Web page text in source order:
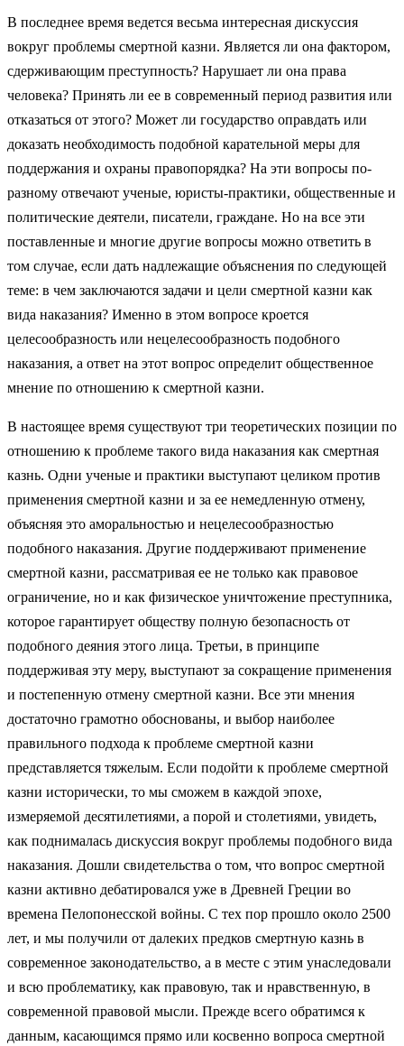
В последнее время ведется весьма интересная дискуссия
вокруг проблемы смертной казни. Является ли она фактором,
сдерживающим преступность? Нарушает ли она права
человека? Принять ли ее в современный период развития или
отказаться от этого? Может ли государство оправдать или
доказать необходимость подобной карательной меры для
поддержания и охраны правопорядка? На эти вопросы по-
разному отвечают ученые, юристы-практики, общественные и
политические деятели, писатели, граждане. Но на все эти
поставленные и многие другие вопросы можно ответить в
том случае, если дать надлежащие объяснения по следующей
теме: в чем заключаются задачи и цели смертной казни как
вида наказания? Именно в этом вопросе кроется
целесообразность или нецелесообразность подобного
наказания, а ответ на этот вопрос определит общественное
мнение по отношению к смертной казни.
В настоящее время существуют три теоретических позиции по
отношению к проблеме такого вида наказания как смертная
казнь. Одни ученые и практики выступают целиком против
применения смертной казни и за ее немедленную отмену,
объясняя это аморальностью и нецелесообразностью
подобного наказания. Другие поддерживают применение
смертной казни, рассматривая ее не только как правовое
ограничение, но и как физическое уничтожение преступника,
которое гарантирует обществу полную безопасность от
подобного деяния этого лица. Третьи, в принципе
поддерживая эту меру, выступают за сокращение применения
и постепенную отмену смертной казни. Все эти мнения
достаточно грамотно обоснованы, и выбор наиболее
правильного подхода к проблеме смертной казни
представляется тяжелым. Если подойти к проблеме смертной
казни исторически, то мы сможем в каждой эпохе,
измеряемой десятилетиями, а порой и столетиями, увидеть,
как поднималась дискуссия вокруг проблемы подобного вида
наказания. Дошли свидетельства о том, что вопрос смертной
казни активно дебатировался уже в Древней Греции во
времена Пелопонесской войны. С тех пор прошло около 2500
лет, и мы получили от далеких предков смертную казнь в
современное законодательство, а в месте с этим унаследовали
и всю проблематику, как правовую, так и нравственную, в
современной правовой мысли. Прежде всего обратимся к
данным, касающимся прямо или косвенно вопроса смертной